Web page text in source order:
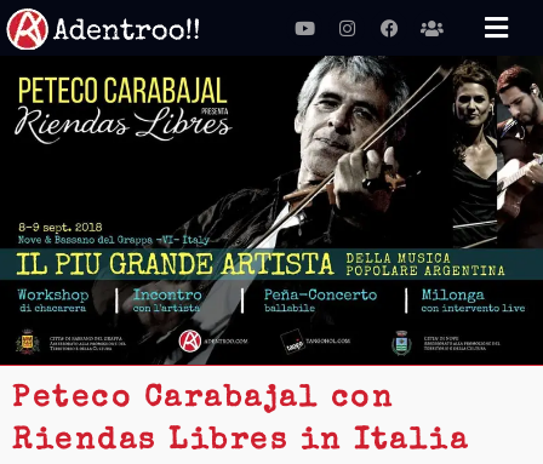
Vai
al
contenuto
YoutubeInstagramFacebook
Users
Peteco Carabajal con
Riendas Libres in Italia